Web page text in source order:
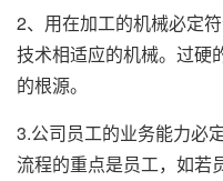
2、用在加工的机械必定
技术相适应的机械。过硬
的根源。
3.公司员工的业务能力必
流程的重点是员工，如若